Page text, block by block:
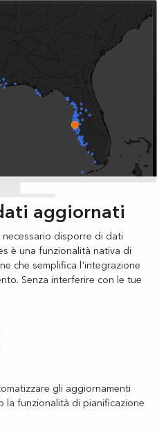
aggiornati
disporre di dati
è una funzionalità nativa di
che semplifica l'integrazione
Senza interferire con le tue
gli aggiornamenti
la funzionalità di pianificazione